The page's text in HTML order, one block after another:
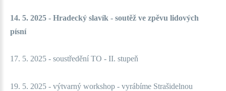
14. 5. 2025 - Hradecký slavík - soutěž ve zpěvu lidových
písní
17. 5. 2025 - soustředění TO - II. stupeň
19. 5. 2025 - výtvarný workshop - vyrábíme Strašidelnou